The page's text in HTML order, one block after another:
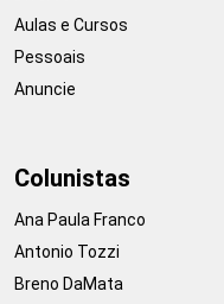
Aulas e Cursos
Pessoais
Anuncie
Colunistas
Ana Paula Franco
Antonio Tozzi
Breno DaMata